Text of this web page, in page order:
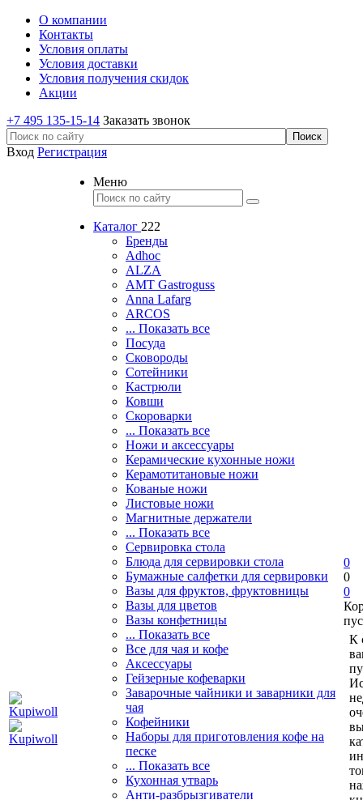
О компании
Контакты
Условия оплаты
Условия доставки
Условия получения скидок
Акции
+7 495 135-15-14 Заказать звонок
Вход Регистрация
Меню
Каталог 222
Бренды
Adhoc
ALZA
AMT Gastroguss
Anna Lafarg
ARCOS
... Показать все
Посуда
Сковороды
Сотейники
Кастрюли
Ковши
Скороварки
... Показать все
Ножи и аксессуары
Керамические кухонные ножи
Керамотитановые ножи
Кованые ножи
Листовые ножи
Магнитные держатели
... Показать все
Сервировка стола
Блюда для сервировки стола
Бумажные салфетки для сервировки
Вазы для фруктов, фруктовницы
Вазы для цветов
Вазы конфетницы
... Показать все
Все для чая и кофе
Аксессуары
Гейзерные кофеварки
Заварочные чайники и заварники для
чая
Кофейники
Наборы для приготовления кофе на
песке
... Показать все
Кухонная утварь
Анти-разбрызгиватели
0
0
0
К